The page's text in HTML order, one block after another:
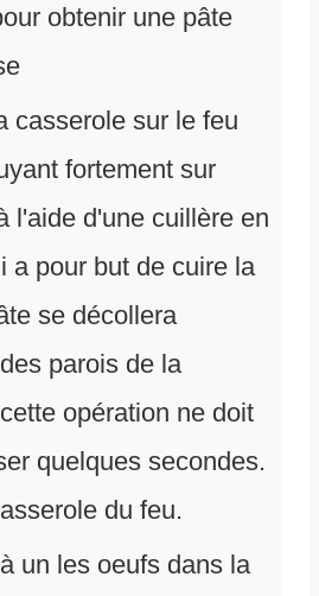
obtenir une pâte
casserole sur le feu
fortement sur
l'aide d'une cuillère en
a pour but de cuire la
se décollera
parois de la
opération ne doit
quelques secondes.
du feu.
un les oeufs dans la